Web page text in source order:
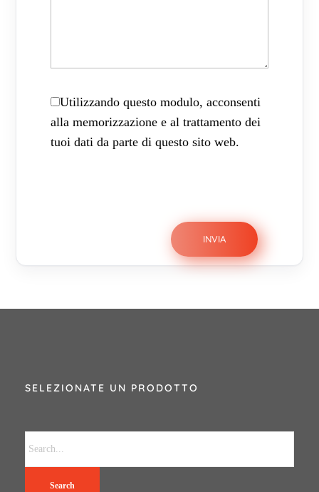
Utilizzando questo modulo, acconsenti
alla memorizzazione e al trattamento dei
tuoi dati da parte di questo sito web.
SELEZIONATE UN PRODOTTO
Search